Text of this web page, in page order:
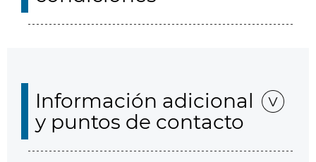
Información adicional
y puntos de contacto